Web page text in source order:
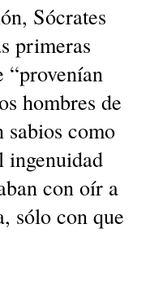
Sócrates
primeras
“provenían
hombres de
sabios como
ingenuidad
con oír a
sólo con que